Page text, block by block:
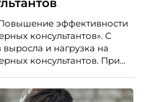
эффективности
консультантов». С
выросла и нагрузка на
консультантов. При
сотрудников, ускорить